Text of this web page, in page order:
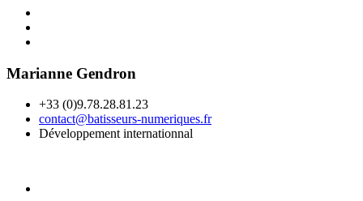
Marianne Gendron
+33 (0)9.78.28.81.23
contact@batisseurs-numeriques.fr
Développement internationnal